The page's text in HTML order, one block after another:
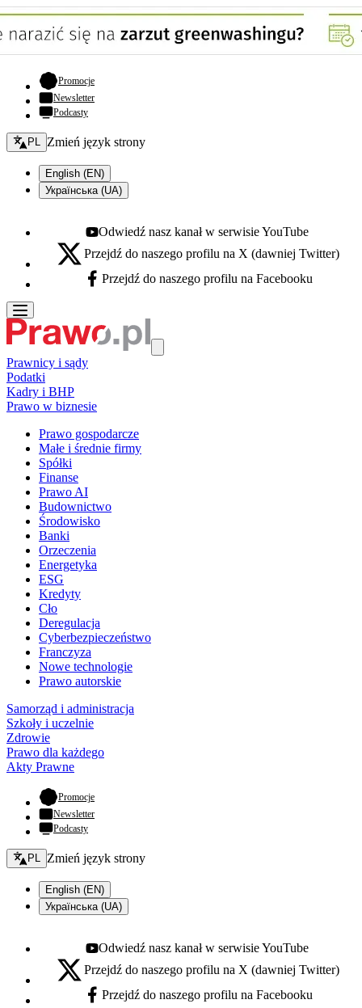
Promocje- otwiera się w nowej karcie
Newsletter
Podcasty
Zmień język - bieżący:
PL Zmień język strony
English (EN)
Українська (UA)
Youtube - otwiera się w nowej karcie
Odwiedź nasz kanał w serwisie YouTube
X - otwiera się w nowej karcie
Przejdź do naszego profilu na X (dawniej Twitter)
Facebook - otwiera się w nowej karcie
Przejdź do naszego profilu na Facebooku
Prawnicy i sądy
Podatki
Kadry i BHP
Prawo w biznesie
Prawo gospodarcze
Małe i średnie firmy
Spółki
Finanse
Prawo AI
Budownictwo
Środowisko
Banki
Orzeczenia
Energetyka
ESG
Kredyty
Cło
Deregulacja
Cyberbezpieczeństwo
Franczyza
Nowe technologie
Prawo autorskie
Samorząd i administracja
Szkoły i uczelnie
Zdrowie
Prawo dla każdego
Akty Prawne
Promocje- otwiera się w nowej karcie
Newsletter
Podcasty
Zmień język - bieżący:
PL Zmień język strony
English (EN)
Українська (UA)
Youtube - otwiera się w nowej karcie
Odwiedź nasz kanał w serwisie YouTube
X - otwiera się w nowej karcie
Przejdź do naszego profilu na X (dawniej Twitter)
Facebook - otwiera się w nowej karcie
Przejdź do naszego profilu na Facebooku